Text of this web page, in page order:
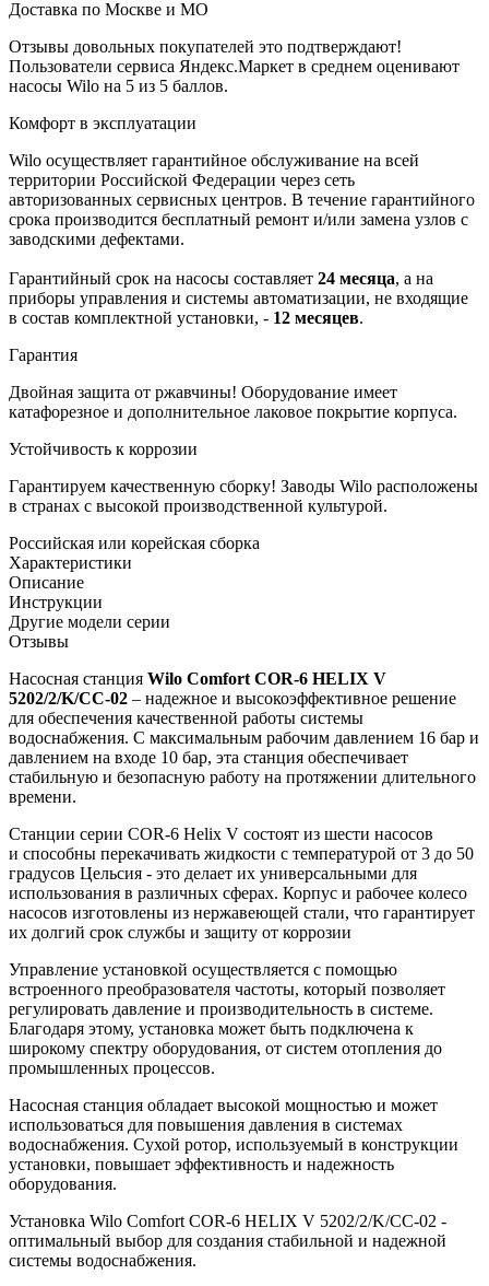
Доставка по Москве и МО
Отзывы довольных покупателей это подтверждают!
Пользователи сервиса Яндекс.Маркет в среднем оценивают
насосы Wilo на 5 из 5 баллов.
Комфорт в эксплуатации
Wilo осуществляет гарантийное обслуживание на всей
территории Российской Федерации через сеть
авторизованных сервисных центров. В течение гарантийного
срока производится бесплатный ремонт и/или замена узлов с
заводскими дефектами.
Гарантийный срок на насосы составляет 24 месяца, а на
приборы управления и системы автоматизации, не входящие
в состав комплектной установки, - 12 месяцев.
Гарантия
Двойная защита от ржавчины! Оборудование имеет
катафорезное и дополнительное лаковое покрытие корпуса.
Устойчивость к коррозии
Гарантируем качественную сборку! Заводы Wilo расположены
в странах с высокой производственной культурой.
Российская или корейская сборка
Характеристики
Описание
Инструкции
Другие модели серии
Отзывы
Насосная станция Wilo Comfort COR-6 HELIX V
5202/2/K/CC-02 – надежное и высокоэффективное решение
для обеспечения качественной работы системы
водоснабжения. С максимальным рабочим давлением 16 бар и
давлением на входе 10 бар, эта станция обеспечивает
стабильную и безопасную работу на протяжении длительного
времени.
Станции серии COR-6 Helix V состоят из шести насосов
и способны перекачивать жидкости с температурой от 3 до 50
градусов Цельсия - это делает их универсальными для
использования в различных сферах. Корпус и рабочее колесо
насосов изготовлены из нержавеющей стали, что гарантирует
их долгий срок службы и защиту от коррозии
Управление установкой осуществляется с помощью
встроенного преобразователя частоты, который позволяет
регулировать давление и производительность в системе.
Благодаря этому, установка может быть подключена к
широкому спектру оборудования, от систем отопления до
промышленных процессов.
Насосная станция обладает высокой мощностью и может
использоваться для повышения давления в системах
водоснабжения. Сухой ротор, используемый в конструкции
установки, повышает эффективность и надежность
оборудования.
Установка Wilo Comfort COR-6 HELIX V 5202/2/K/CC-02 -
оптимальный выбор для создания стабильной и надежной
системы водоснабжения.